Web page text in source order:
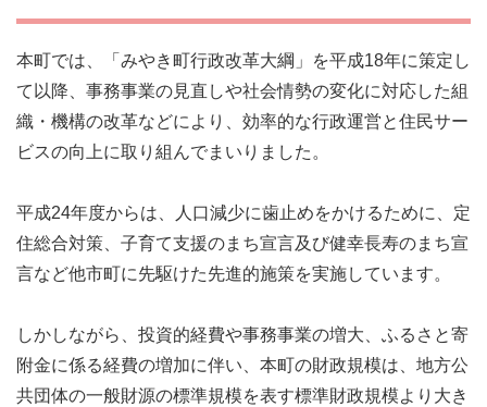
本町では、「みやき町行政改革大綱」を平成18年に策定し
て以降、事務事業の見直しや社会情勢の変化に対応した組
織・機構の改革などにより、効率的な行政運営と住民サー
ビスの向上に取り組んでまいりました。
平成24年度からは、人口減少に歯止めをかけるために、定
住総合対策、子育て支援のまち宣言及び健幸長寿のまち宣
言など他市町に先駆けた先進的施策を実施しています。
しかしながら、投資的経費や事務事業の増大、ふるさと寄
附金に係る経費の増加に伴い、本町の財政規模は、地方公
共団体の一般財源の標準規模を表す標準財政規模より大き